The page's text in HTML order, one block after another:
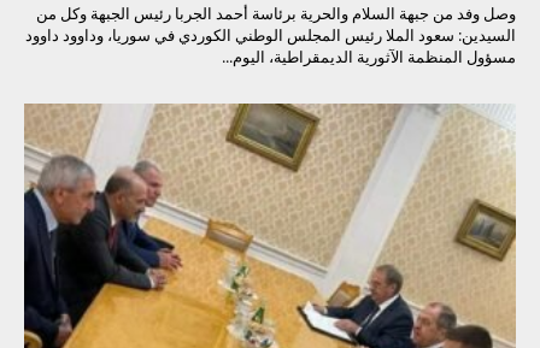
وصل وفد من جبهة السلام والحرية برئاسة أحمد الجربا رئيس الجبهة وكل من
السيدين: سعود الملا رئيس المجلس الوطني الكوردي في سوريا، وداوود داوود
مسؤول المنظمة الآثورية الديمقراطية، اليوم...